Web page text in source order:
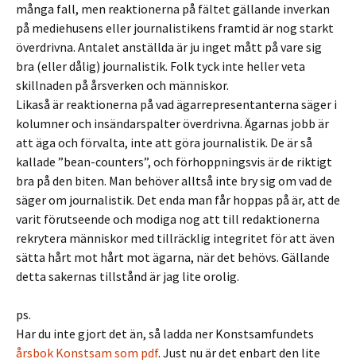
många fall, men reaktionerna på fältet gällande inverkan
på mediehusens eller journalistikens framtid är nog starkt
överdrivna. Antalet anställda är ju inget mått på vare sig
bra (eller dålig) journalistik. Folk tyck inte heller veta
skillnaden på årsverken och människor.
Likaså är reaktionerna på vad ägarrepresentanterna säger i
kolumner och insändarspalter överdrivna. Ägarnas jobb är
att äga och förvalta, inte att göra journalistik. De är så
kallade ”bean-counters”, och förhoppningsvis är de riktigt
bra på den biten. Man behöver alltså inte bry sig om vad de
säger om journalistik. Det enda man får hoppas på är, att de
varit förutseende och modiga nog att till redaktionerna
rekrytera människor med tillräcklig integritet för att även
sätta hårt mot hårt mot ägarna, när det behövs. Gällande
detta sakernas tillstånd är jag lite orolig.
ps.
Har du inte gjort det än, så ladda ner Konstsamfundets
årsbok Konstsam som pdf. Just nu är det enbart den lite